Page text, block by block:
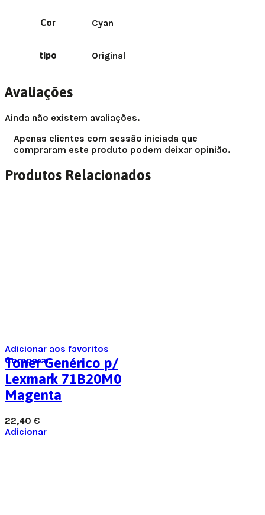
Cor Cyan
tipo Original
Avaliações
Ainda não existem avaliações.
Apenas clientes com sessão iniciada que
compraram este produto podem deixar opinião.
Produtos Relacionados
Adicionar aos favoritos
Comparar
Toner Genérico p/
Lexmark 71B20M0
Magenta
22,40 €
Adicionar